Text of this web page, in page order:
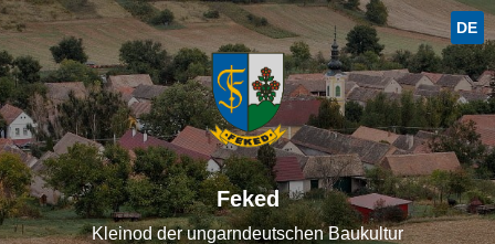
Skip
to
content
Skip
to
main
navigation
Skip
to
footer
DE
Feked
Kleinod der ungarndeutschen Baukultur